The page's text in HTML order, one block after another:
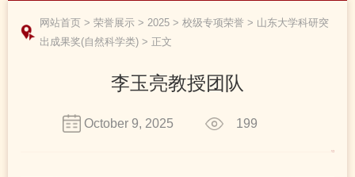
网站首页 > 荣誉展示 > 2025 > 校级专项荣誉 > 山东大学科研突
出成果奖(自然科学类) > 正文
李玉亮教授团队
October 9, 2025 199